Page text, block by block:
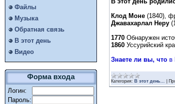
Файлы
Музыка
Обратная связь
В этот день
Видео
Форма входа
Логин:
Пароль:
Клод Моне (1840),
Джавахарлал Неру
1770 Обнаружен
1860 Уссурийский
Знаете ли вы, что в
Категория: В этот день...